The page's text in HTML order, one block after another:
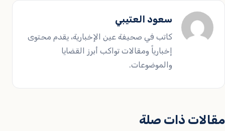
سعود العتيبي
كاتب في صحيفة عين الإخبارية، يقدم محتوى
إخبارياً ومقالات تواكب أبرز القضايا
والموضوعات.
مقالات ذات صلة